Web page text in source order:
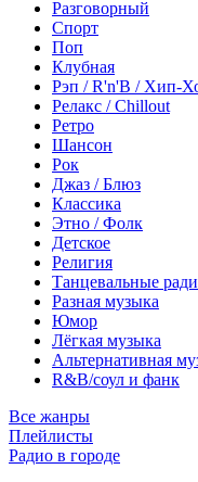
Разговорный
Спорт
Поп
Клубная
Рэп / R'n'B / Хип-
Релакс / Chillout
Ретро
Шансон
Рок
Джаз / Блюз
Классика
Этно / Фолк
Детское
Религия
Танцевальные
Разная музыка
Юмор
Лёгкая музыка
Альтернативная
R&B/cоул и фанк
Все жанры
Плейлисты
Радио в городе